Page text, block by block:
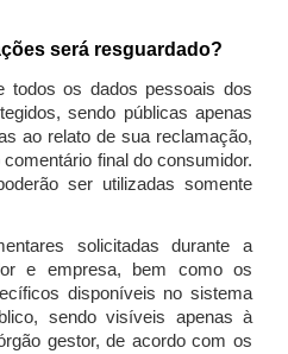
será resguardado?
todos os dados pessoais dos
sendo públicas apenas
ao relato de sua reclamação,
final do consumidor.
ser utilizadas somente
solicitadas durante a
e empresa, bem como os
disponíveis no sistema
sendo visíveis apenas à
gestor, de acordo com os